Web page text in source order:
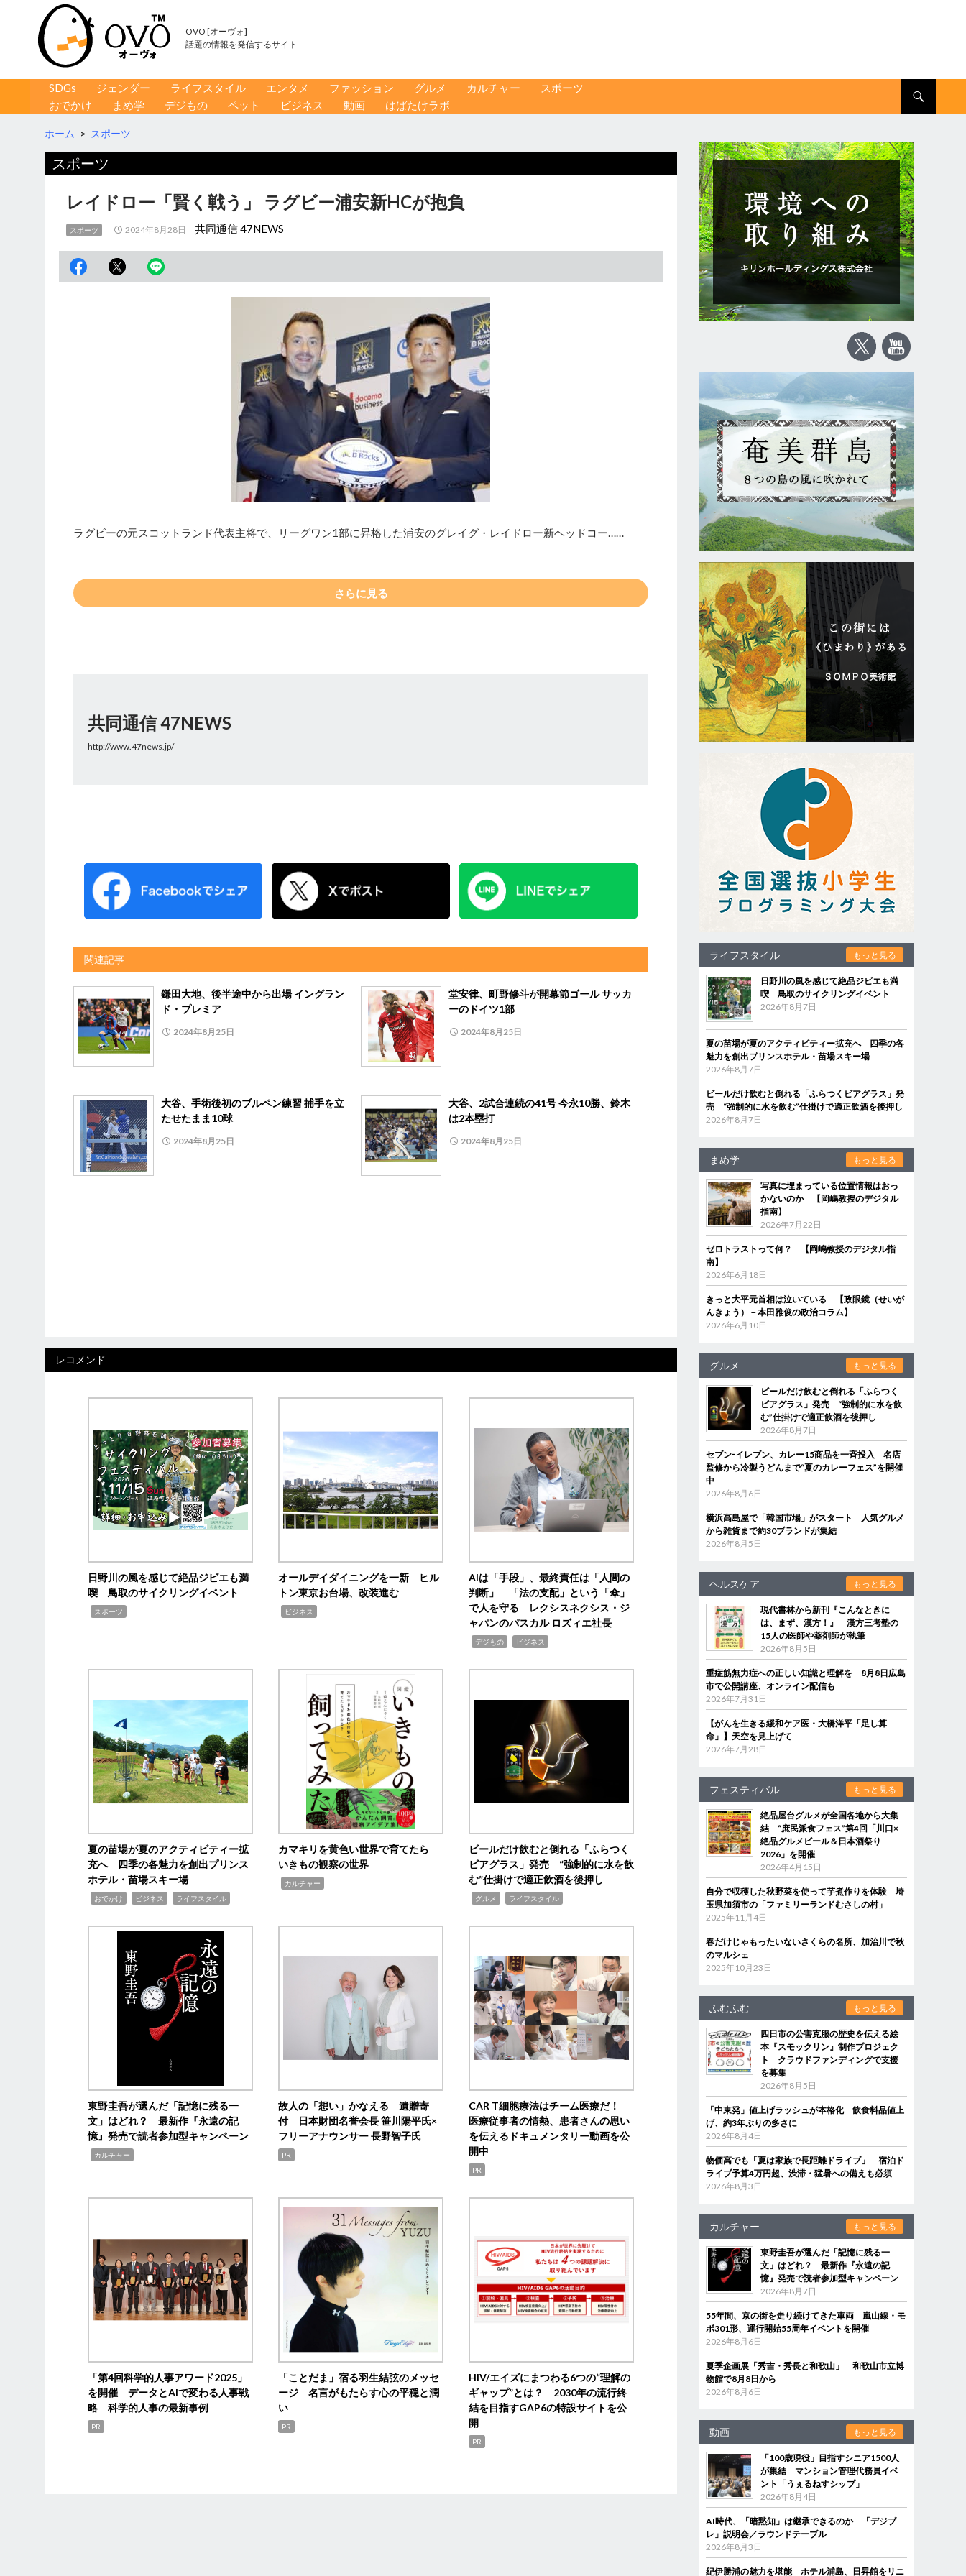
OVO [オーヴォ]
話題の情報を発信するサイト
コンテンツへ移動
SDGs ジェンダー ライフスタイル エンタメ ファッション グルメ カルチャー
スポーツ
おでかけ
まめ学 デジもの ペット ビジネス 動画 はばたけラボ
ホーム > スポーツ
スポーツ
レイドロー「賢く戦う」 ラグビー浦安新HCが抱負
スポーツ 2024年8月28日 共同通信 47NEWS
ラグビーの元スコットランド代表主将で、リーグワン1部に昇格した浦安のグレイグ・レイドロー新ヘッドコー……
さらに見る
共同通信 47NEWS
http://www.47news.jp/
関連記事
鎌田大地、後半途中から出場 イングラン
ド・プレミア
2024年8月25日
堂安律、町野修斗が開幕節ゴール サッカ
ーのドイツ1部
2024年8月25日
大谷、手術後初のブルペン練習 捕手を立
たせたまま10球
2024年8月25日
大谷、2試合連続の41号 今永10勝、鈴木
は2本塁打
2024年8月25日
レコメンド
日野川の風を感じて絶品ジビエも満
喫 鳥取のサイクリングイベント
スポーツ
オールデイダイニングを一新 ヒル
トン東京お台場、改装進む
ビジネス
AIは「手段」、最終責任は「人間の
判断」 「法の支配」という「傘」
で人を守る レクシスネクシス・ジ
ャパンのパスカル ロズィエ社長
デジもの ビジネス
夏の苗場が夏のアクティビティー拡
充へ 四季の各魅力を創出プリンス
ホテル・苗場スキー場
おでかけ ビジネス ライフスタイル
カマキリを黄色い世界で育てたら
いきもの観察の世界
カルチャー
ビールだけ飲むと倒れる「ふらつく
ビアグラス」発売 “強制的に水を飲
む”仕掛けで適正飲酒を後押し
グルメ ライフスタイル
東野圭吾が選んだ「記憶に残る一
文」はどれ？ 最新作『永遠の記
憶』発売で読者参加型キャンペーン
カルチャー
故人の「想い」かなえる 遺贈寄
付 日本財団名誉会長 笹川陽平氏×
フリーアナウンサー 長野智子氏
PR
CAR T細胞療法はチーム医療だ！
医療従事者の情熱、患者さんの思い
を伝えるドキュメンタリー動画を公
開中
PR
「第4回科学的人事アワード2025」
を開催 データとAIで変わる人事戦
略 科学的人事の最新事例
PR
「ことだま」宿る羽生結弦のメッセ
ージ 名言がもたらす心の平穏と潤
い
PR
HIV/エイズにまつわる6つの“理解の
ギャップ”とは？ 2030年の流行終
結を目指すGAP6の特設サイトを公
開
PR
ライフスタイル もっと見る
日野川の風を感じて絶品ジビエも満
喫 鳥取のサイクリングイベント
2026年8月7日
夏の苗場が夏のアクティビティー拡充へ 四季の各
魅力を創出プリンスホテル・苗場スキー場
2026年8月7日
ビールだけ飲むと倒れる「ふらつくビアグラス」発
売 “強制的に水を飲む”仕掛けで適正飲酒を後押し
2026年8月7日
まめ学 もっと見る
写真に埋まっている位置情報はおっ
かないのか 【岡嶋教授のデジタル
指南】
2026年7月22日
ゼロトラストって何？ 【岡嶋教授のデジタル指
南】
2026年6月18日
きっと大平元首相は泣いている 【政眼鏡（せいが
んきょう）－本田雅俊の政治コラム】
2026年6月10日
グルメ もっと見る
ビールだけ飲むと倒れる「ふらつく
ビアグラス」発売 “強制的に水を飲
む”仕掛けで適正飲酒を後押し
2026年8月7日
セブン‐イレブン、カレー15商品を一斉投入 名店
監修から冷製うどんまで“夏のカレーフェス”を開催
中
2026年8月6日
横浜高島屋で「韓国市場」がスタート 人気グルメ
から雑貨まで約30ブランドが集結
2026年8月5日
ヘルスケア もっと見る
現代書林から新刊『こんなときに
は、まず、漢方！』 漢方三考塾の
15人の医師や薬剤師が執筆
2026年8月5日
重症筋無力症への正しい知識と理解を 8月8日広島
市で公開講座、オンライン配信も
2026年7月31日
【がんを生きる緩和ケア医・大橋洋平「足し算
命」】天空を見上げて
2026年7月28日
フェスティバル もっと見る
絶品屋台グルメが全国各地から大集
結 “庶民派食フェス”第4回「川口×
絶品グルメビール＆日本酒祭り
2026」を開催
2026年4月15日
自分で収穫した秋野菜を使って芋煮作りを体験 埼
玉県加須市の「ファミリーランドむさしの村」
2025年11月4日
春だけじゃもったいないさくらの名所、加治川で秋
のマルシェ
2025年10月23日
ふむふむ もっと見る
四日市の公害克服の歴史を伝える絵
本『スモックリン』制作プロジェク
ト クラウドファンディングで支援
を募集
2026年8月5日
「中東発」値上げラッシュが本格化 飲食料品値上
げ、約3年ぶりの多さに
2026年8月4日
物価高でも「夏は家族で長距離ドライブ」 宿泊ド
ライブ予算4万円超、渋滞・猛暑への備えも必須
2026年8月3日
カルチャー もっと見る
東野圭吾が選んだ「記憶に残る一
文」はどれ？ 最新作『永遠の記
憶』発売で読者参加型キャンペーン
2026年8月7日
55年間、京の街を走り続けてきた車両 嵐山線・モ
ボ301形、運行開始55周年イベントを開催
2026年8月6日
夏季企画展「秀吉・秀長と和歌山」 和歌山市立博
物館で8月8日から
2026年8月6日
動画 もっと見る
「100歳現役」目指すシニア1500人
が集結 マンション管理代務員イベ
ント「うぇるねすシップ」
2026年8月4日
AI時代、「暗黙知」は継承できるのか 「デジブ
レ」説明会／ラウンドテーブル
2026年8月3日
紀伊勝浦の魅力を堪能 ホテル浦島、日昇館をリニ